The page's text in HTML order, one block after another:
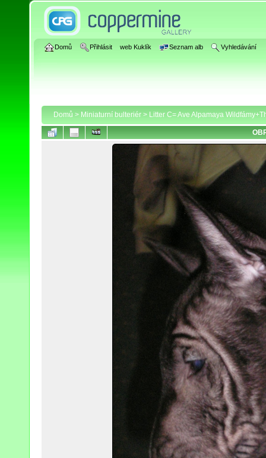
Domů Přihlásit web Kuklík Seznam alb Vyhledávání
Domů > Miniaturní bulteriér > Litter C= Ave Alpamaya